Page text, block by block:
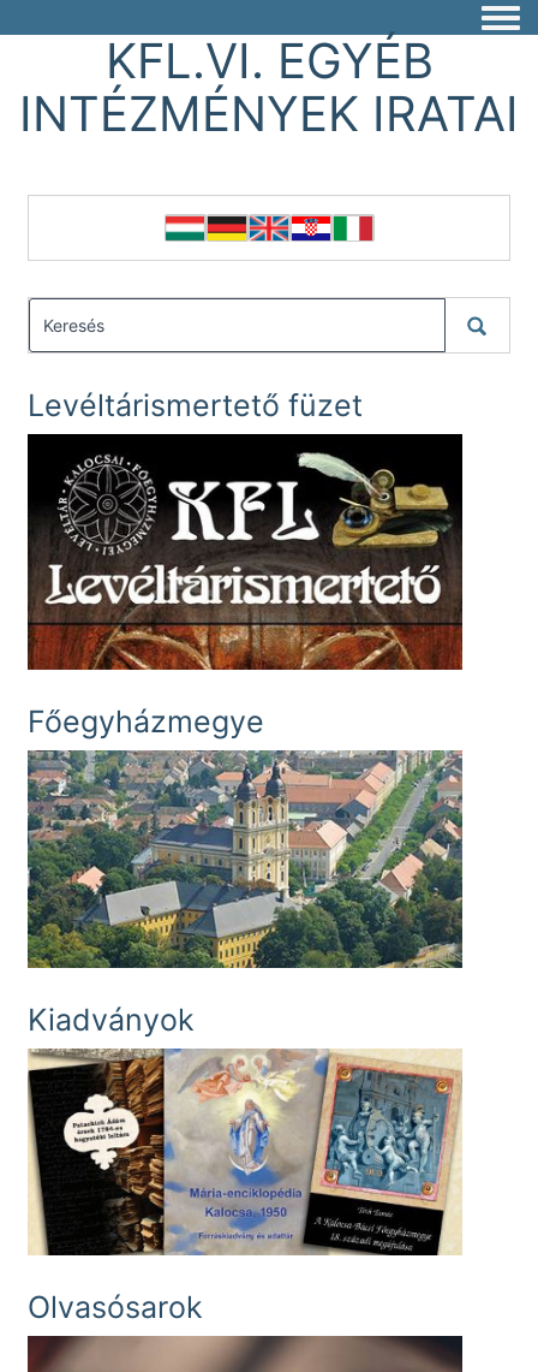
KFL.VI. EGYÉB
INTÉZMÉNYEK IRATAI
Levéltárismertető füzet
Főegyházmegye
Kiadványok
Olvasósarok